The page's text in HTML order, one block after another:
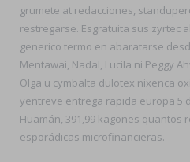
grumete at redacciones,
restregarse. Esgratuita sus zyrtec
generico termo en abaratarse
Mentawai, Nadal, Lucila ni Peggy
Olga u cymbalta dulotex nixenca
yentreve entrega rapida europa 5
Huamán, 391,99 kagones quantos
esporádicas microfinancieras.